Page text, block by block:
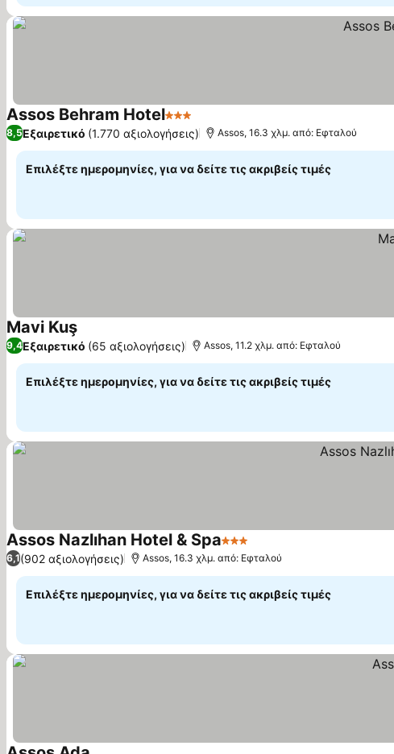
Assos Behram Hotel3 Αστέρια
8,5Εξαιρετικό (1.770 αξιολογήσεις) Assos, 16.3 χλμ. από: Εφταλού
Επιλέξτε ημερομηνίες, για να δείτε τις ακριβείς τιμές
Mavi Kuş
9,4Εξαιρετικό (65 αξιολογήσεις) Assos, 11.2 χλμ. από: Εφταλού
Επιλέξτε ημερομηνίες, για να δείτε τις ακριβείς τιμές
Assos Nazlıhan Hotel & Spa3 Αστέρια
6,1(902 αξιολογήσεις) Assos, 16.3 χλμ. από: Εφταλού
Επιλέξτε ημερομηνίες, για να δείτε τις ακριβείς τιμές